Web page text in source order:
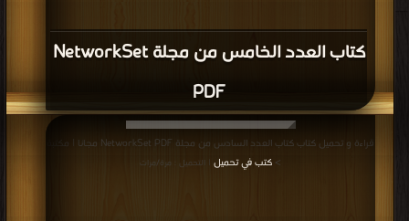
كتاب العدد الخامس من مجلة NetworkSet
PDF
قراءة و تحميل كتاب كتاب العدد السادس من مجلة NetworkSet PDF مجانا | مكتبة
> كتب في تحميل | التحميل : مرة/مرات